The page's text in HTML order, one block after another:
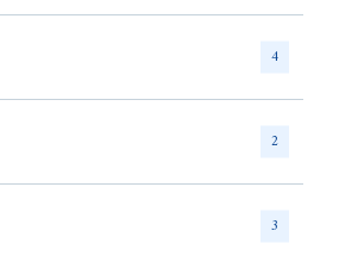
4
2
3